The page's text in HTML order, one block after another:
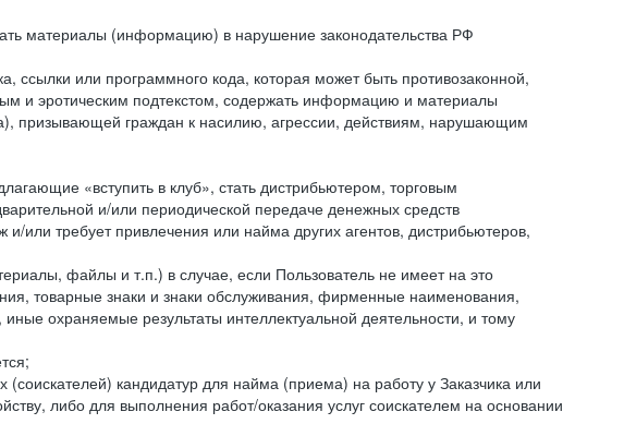
материалы (информацию) в нарушение законодательства РФ
или программного кода, которая может быть противозаконной,
и эротическим подтекстом, содержать информацию и материалы
призывающей граждан к насилию, агрессии, действиям, нарушающим
«вступить в клуб», стать дистрибьютером, торговым
и/или периодической передаче денежных средств
или требует привлечения или найма других агентов, дистрибьютеров,
файлы и т.п.) в случае, если Пользователь не имеет на это
товарные знаки и знаки обслуживания, фирменные наименования,
охраняемые результаты интеллектуальной деятельности, и тому
кандидатур для найма (приема) на работу у Заказчика или
либо для выполнения работ/оказания услуг соискателем на основании